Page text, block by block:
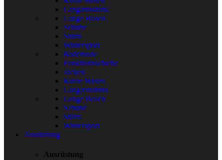
Langarmshirts
Lange Hosen
Schuhe
Shirts
Wintersport
Bademode
Funktionswäsche
Jacken
Kurze Hosen
Langarmshirts
Lange Hosen
Schuhe
Shirts
Wintersport
Ausrüstung
Ausrüstung